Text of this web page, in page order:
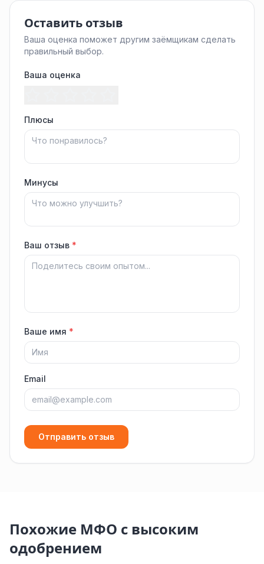
Оставить отзыв
Ваша оценка поможет другим заёмщикам сделать
правильный выбор.
Ваша оценка
Плюсы
Минусы
Ваш отзыв *
Ваше имя *
Email
Отправить отзыв
Похожие МФО с высоким
одобрением